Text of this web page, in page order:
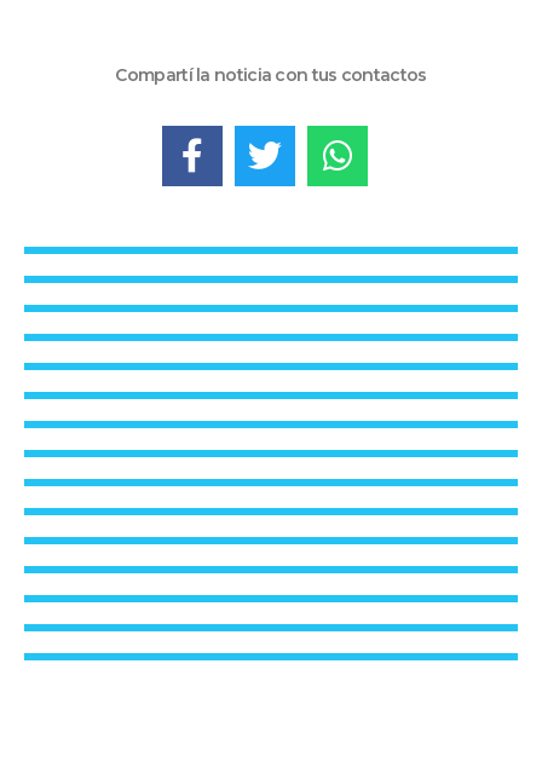
Compartí la noticia con tus contactos